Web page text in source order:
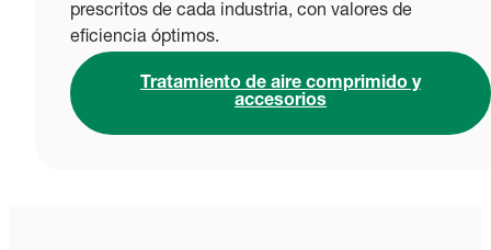
prescritos de cada industria, con valores de
eficiencia óptimos.
Tratamiento de aire comprimido y
accesorios